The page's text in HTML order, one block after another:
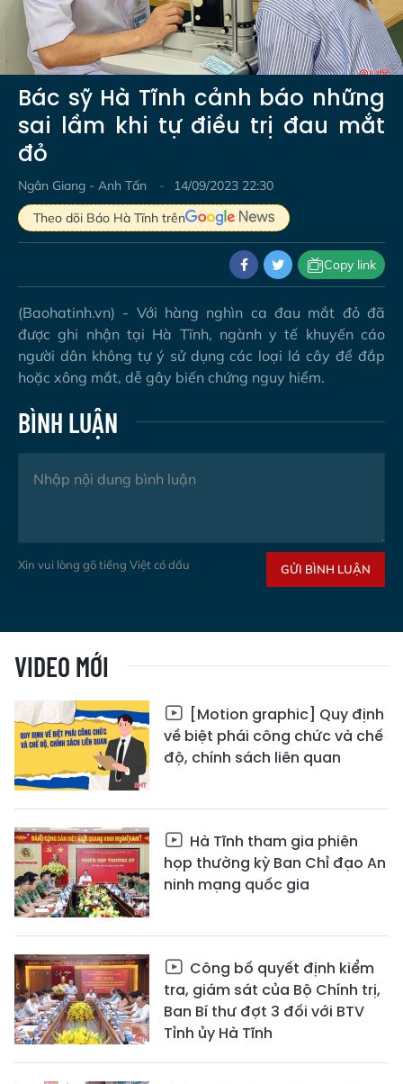
Video
Bác sỹ Hà Tĩnh cảnh báo những
sai lầm khi tự điều trị đau mắt
đỏ
Ngân Giang - Anh Tấn
14/09/2023 22:30
Theo dõi Báo Hà Tĩnh trên
Copy link
(Baohatinh.vn) - Với hàng nghìn ca đau mắt đỏ đã
được ghi nhận tại Hà Tĩnh, ngành y tế khuyến cáo
người dân không tự ý sử dụng các loại lá cây để đắp
hoặc xông mắt, dễ gây biến chứng nguy hiểm.
BÌNH LUẬN
Xin vui lòng gõ tiếng Việt có dấu GỬI BÌNH LUẬN
VIDEO MỚI
[Motion graphic] Quy định
về biệt phái công chức và chế
độ, chính sách liên quan
Hà Tĩnh tham gia phiên
họp thường kỳ Ban Chỉ đạo An
ninh mạng quốc gia
Công bố quyết định kiểm
tra, giám sát của Bộ Chính trị,
Ban Bí thư đợt 3 đối với BTV
Tỉnh ủy Hà Tĩnh